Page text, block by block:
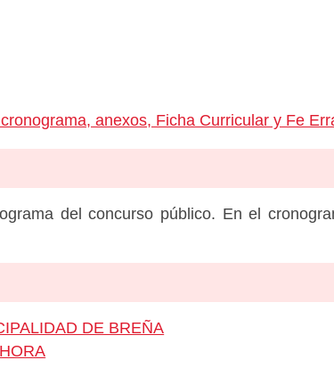
anexos, Ficha Curricular y Fe
del concurso público. En el
DE BREÑA